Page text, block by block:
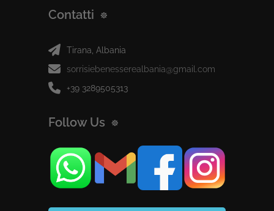
Contatti
Tirana, Albania
sorrisiebenesserealbania@gmail.com
+39 3289505313
Follow Us